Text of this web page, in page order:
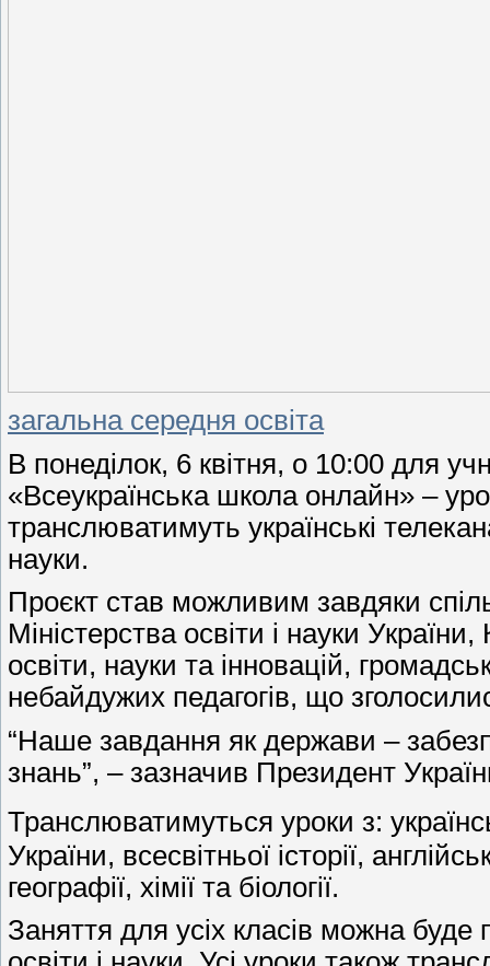
загальна середня освіта
В понеділок, 6 квітня, о 10:00 для
«Всеукраїнська школа онлайн» –
транслюватимуть українські
науки.
Проєкт став можливим завдяки
Міністерства освіти і науки
освіти, науки та інновацій,
небайдужих педагогів, що
“Наше завдання як держави –
знань”, – зазначив Президент
Транслюватимуться уроки з:
України, всесвітньої історії,
географії, хімії та біології.
Заняття для усіх класів можна буде